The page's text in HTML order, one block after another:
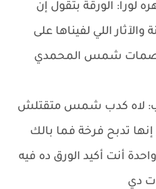
لورا: الورقة بتقول إن
اللي لفيناها على
لبصمات شمس المحمدي
لاه كدب شمس متقتلش
تدبح فرخة فما بالك
أنت أكيد الورق ده فيه
دي